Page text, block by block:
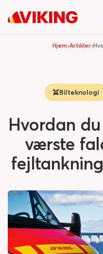
Hjem Artikler
Bilteknologi
Hvordan
værste